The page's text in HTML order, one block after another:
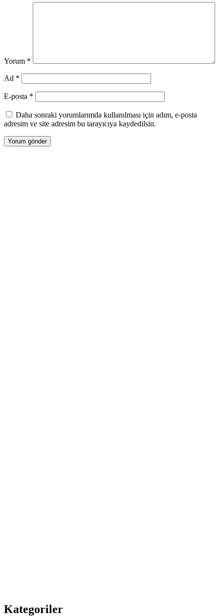
Yorum *
Ad *
E-posta *
Daha sonraki yorumlarımda kullanılması için adım, e-posta
adresim ve site adresim bu tarayıcıya kaydedilsin.
Kategoriler